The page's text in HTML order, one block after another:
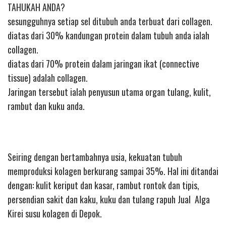
TAHUKAH ANDA?
sesungguhnya setiap sel ditubuh anda terbuat dari collagen.
diatas dari 30% kandungan protein dalam tubuh anda ialah
collagen.
diatas dari 70% protein dalam jaringan ikat (connective
tissue) adalah collagen.
Jaringan tersebut ialah penyusun utama organ tulang, kulit,
rambut dan kuku anda.
Seiring dengan bertambahnya usia, kekuatan tubuh
memproduksi kolagen berkurang sampai 35%. Hal ini ditandai
dengan: kulit keriput dan kasar, rambut rontok dan tipis,
persendian sakit dan kaku, kuku dan tulang rapuh Jual Alga
Kirei susu kolagen di Depok.